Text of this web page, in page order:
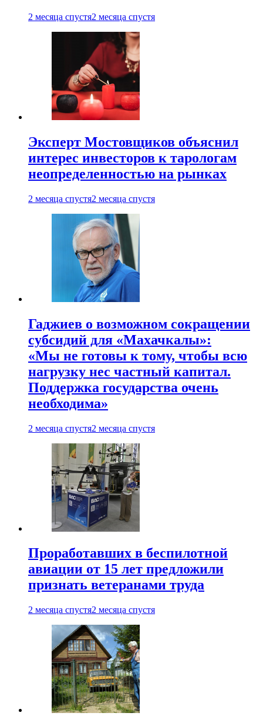
2 месяца спустя2 месяца спустя
Эксперт Мостовщиков объяснил
интерес инвесторов к тарологам
неопределенностью на рынках
2 месяца спустя2 месяца спустя
Гаджиев о возможном сокращении
субсидий для «Махачкалы»:
«Мы не готовы к тому, чтобы всю
нагрузку нес частный капитал.
Поддержка государства очень
необходима»
2 месяца спустя2 месяца спустя
Проработавших в беспилотной
авиации от 15 лет предложили
признать ветеранами труда
2 месяца спустя2 месяца спустя